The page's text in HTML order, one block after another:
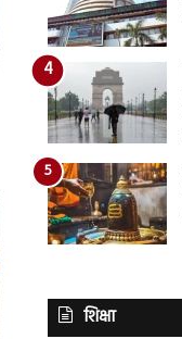
शिक्षा